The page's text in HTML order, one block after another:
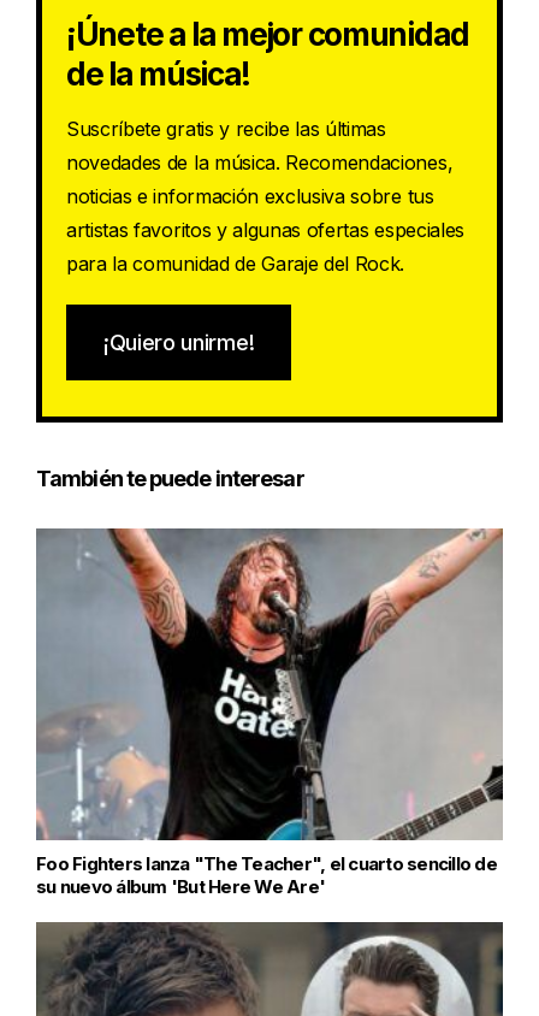
¡Únete a la mejor comunidad
de la música!
Suscríbete gratis y recibe las últimas
novedades de la música. Recomendaciones,
noticias e información exclusiva sobre tus
artistas favoritos y algunas ofertas especiales
para la comunidad de Garaje del Rock.
¡Quiero unirme!
También te puede interesar
Foo Fighters lanza "The Teacher", el cuarto sencillo de
su nuevo álbum 'But Here We Are'